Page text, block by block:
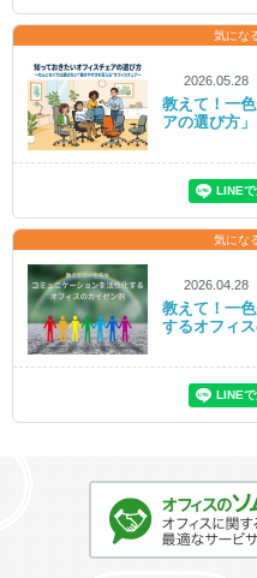
気にな
2026.05.28
教えて！一
アの選び方」
気にな
2026.04.28
教えて！一
するオフィス